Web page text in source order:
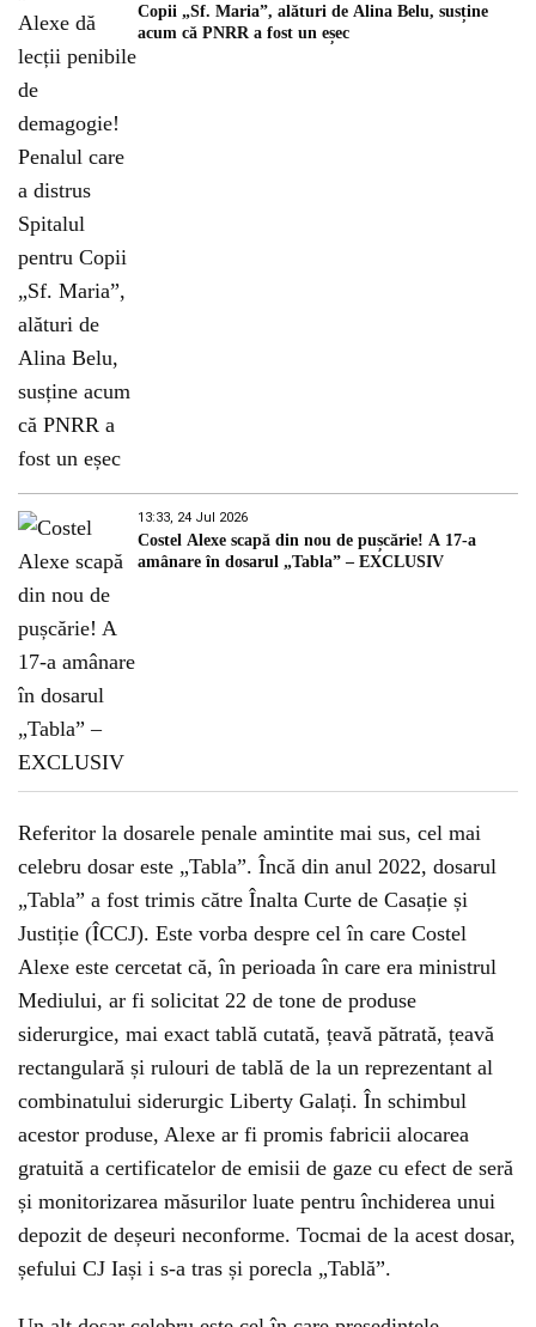
Copii „Sf. Maria”, alături de Alina Belu, susține
acum că PNRR a fost un eșec
13:33, 24 Jul 2026
Costel Alexe scapă din nou de pușcărie! A 17-a
amânare în dosarul „Tabla” – EXCLUSIV
Referitor la dosarele penale amintite mai sus, cel mai
celebru dosar este „Tabla”. Încă din anul 2022, dosarul
„Tabla” a fost trimis către Înalta Curte de Casație și
Justiție (ÎCCJ). Este vorba despre cel în care Costel
Alexe este cercetat că, în perioada în care era ministrul
Mediului, ar fi solicitat 22 de tone de produse
siderurgice, mai exact tablă cutată, țeavă pătrată, țeavă
rectangulară și rulouri de tablă de la un reprezentant al
combinatului siderurgic Liberty Galați. În schimbul
acestor produse, Alexe ar fi promis fabricii alocarea
gratuită a certificatelor de emisii de gaze cu efect de seră
și monitorizarea măsurilor luate pentru închiderea unui
depozit de deșeuri neconforme. Tocmai de la acest dosar,
șefului CJ Iași i s-a tras și porecla „Tablă”.